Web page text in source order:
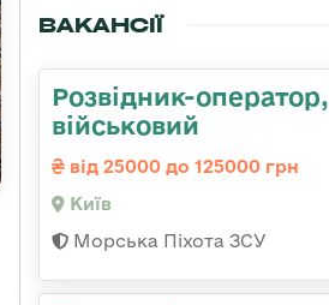
ВАКАНСІЇ
Розвідник-опеpатоp,
військовий
від 25000 до 125000 грн
Київ
Морська Піхота ЗСУ